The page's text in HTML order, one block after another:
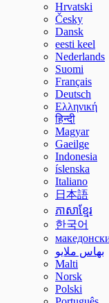
Hrvatski
Česky
Dansk
eesti keel
Nederlands
Suomi
Français
Deutsch
Ελληνική
हिन्दी
Magyar
Gaeilge
Indonesia
íslenska
Italiano
日本語
ភាសាខ្មែរ
한국어
بهاس ملايو
Malti
Norsk
Polski